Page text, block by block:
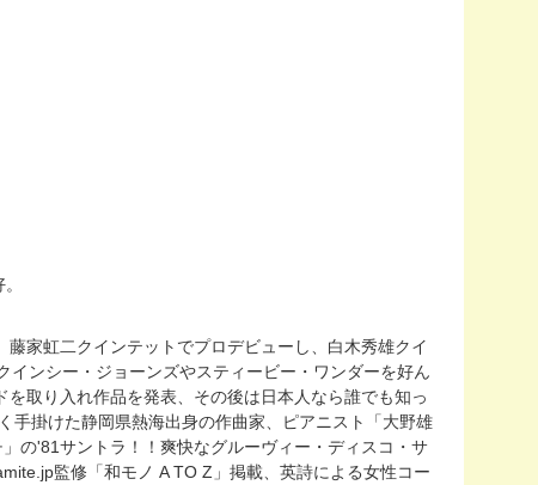
家虹二クインテットでプロデビューし、白木秀雄クイ
ンシー・ジョーンズやスティービー・ワンダーを好ん
取り入れ作品を発表、その後は日本人なら誰でも知っ
手掛けた静岡県熱海出身の作曲家、ピアニスト「大野雄
の'81サントラ！！爽快なグルーヴィー・ディスコ・サ
監修「和モノ A TO Z」掲載、英詩による女性コー